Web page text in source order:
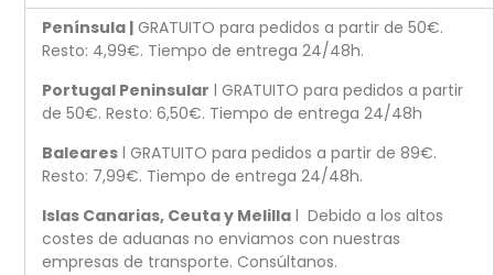
Península | GRATUITO para pedidos a partir de 50€.
Resto: 4,99€. Tiempo de entrega 24/48h.
Portugal Peninsular l GRATUITO para pedidos a partir
de 50€. Resto: 6,50€. Tiempo de entrega 24/48h
Baleares l GRATUITO para pedidos a partir de 89€.
Resto: 7,99€. Tiempo de entrega 24/48h.
Islas Canarias, Ceuta y Melilla l Debido a los altos
costes de aduanas no enviamos con nuestras
empresas de transporte. Consúltanos.